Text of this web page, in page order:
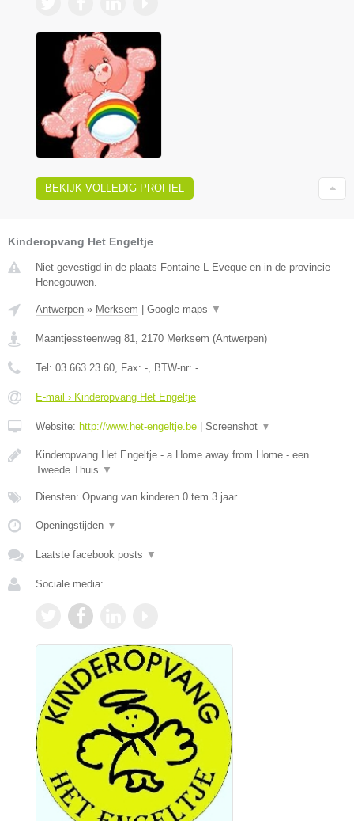
BEKIJK VOLLEDIG PROFIEL
Kinderopvang Het Engeltje
Niet gevestigd in de plaats Fontaine L Eveque en in de provincie
Henegouwen.
Antwerpen » Merksem Google maps ▼
Maantjessteenweg 81 2170 Merksem (Antwerpen)
Tel: 03 663 23 60 , Fax: - , BTW-nr: -
E-mail › Kinderopvang Het Engeltje
Website: http://www.het-engeltje.be Screenshot ▼
Kinderopvang Het Engeltje - a Home away from Home - een
Tweede Thuis ▼
Diensten: Opvang van kinderen 0 tem 3 jaar
Openingstijden ▼
Laatste facebook posts ▼
Sociale media: